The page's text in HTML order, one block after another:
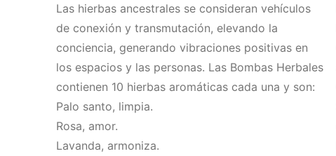
Las hierbas ancestrales se consideran vehículos
de conexión y transmutación, elevando la
conciencia, generando vibraciones positivas en
los espacios y las personas. Las Bombas Herbales
contienen 10 hierbas aromáticas cada una y son:
Palo santo, limpia.
Rosa, amor.
Lavanda, armoniza.